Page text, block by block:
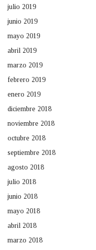
julio 2019
junio 2019
mayo 2019
abril 2019
marzo 2019
febrero 2019
enero 2019
diciembre 2018
noviembre 2018
octubre 2018
septiembre 2018
agosto 2018
julio 2018
junio 2018
mayo 2018
abril 2018
marzo 2018